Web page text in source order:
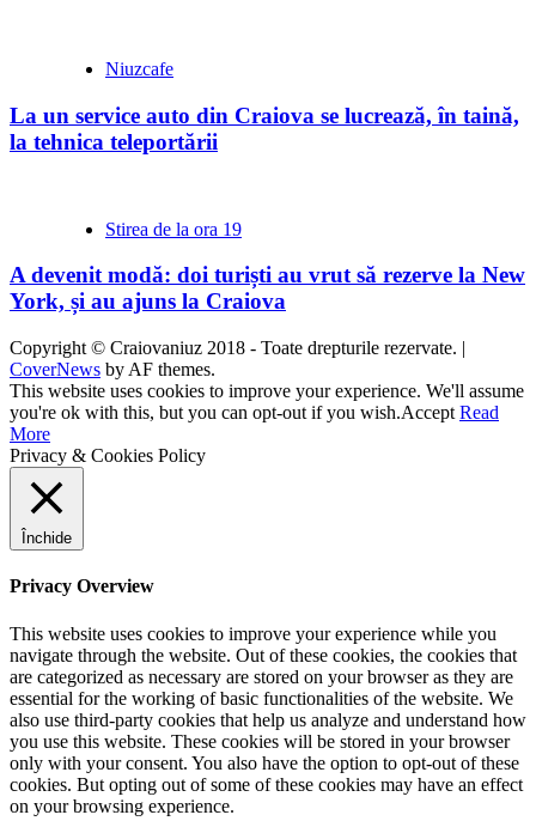
Niuzcafe
La un service auto din Craiova se lucrează, în taină,
la tehnica teleportării
Stirea de la ora 19
A devenit modă: doi turiști au vrut să rezerve la New
York, și au ajuns la Craiova
Copyright © Craiovaniuz 2018 - Toate drepturile rezervate. |
CoverNews by AF themes.
This website uses cookies to improve your experience. We'll assume
you're ok with this, but you can opt-out if you wish.Accept Read
More
Privacy & Cookies Policy
Închide
Privacy Overview
This website uses cookies to improve your experience while you
navigate through the website. Out of these cookies, the cookies that
are categorized as necessary are stored on your browser as they are
essential for the working of basic functionalities of the website. We
also use third-party cookies that help us analyze and understand how
you use this website. These cookies will be stored in your browser
only with your consent. You also have the option to opt-out of these
cookies. But opting out of some of these cookies may have an effect
on your browsing experience.